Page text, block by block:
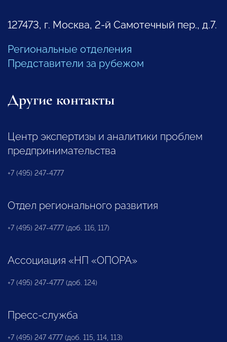
127473, г. Москва, 2-й Самотечный пер., д.7.
Региональные отделения
Представители за рубежом
Другие контакты
Центр экспертизы и аналитики проблем
предпринимательства
+7 (495) 247-4777
Отдел регионального развития
+7 (495) 247-4777 (доб. 116, 117)
Ассоциация «НП «ОПОРА»
+7 (495) 247-4777 (доб. 124)
Пресс-служба
+7 (495) 247 4777 (доб. 115, 114, 113)